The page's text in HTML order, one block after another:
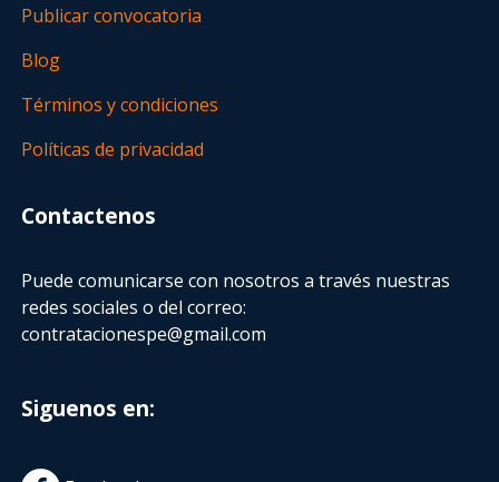
Publicar convocatoria
Blog
Términos y condiciones
Políticas de privacidad
Contactenos
Puede comunicarse con nosotros a través nuestras
redes sociales o del correo:
contratacionespe@gmail.com
Siguenos en: